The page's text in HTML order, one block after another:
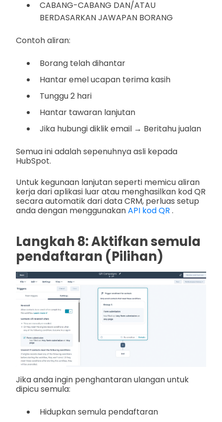
CABANG-CABANG DAN/ATAU
BERDASARKAN JAWAPAN BORANG
Contoh aliran:
Borang telah dihantar
Hantar emel ucapan terima kasih
Tunggu 2 hari
Hantar tawaran lanjutan
Jika hubungi diklik email → Beritahu jualan
Semua ini adalah sepenuhnya asli kepada
HubSpot.
Untuk kegunaan lanjutan seperti memicu aliran
kerja dari aplikasi luar atau menghasilkan kod QR
secara automatik dari data CRM, perluas setup
anda dengan menggunakanAPI kod QR .
Langkah 8: Aktifkan semula
pendaftaran (Pilihan)
Jika anda ingin penghantaran ulangan untuk
dipicu semula:
Hidupkan semula pendaftaran